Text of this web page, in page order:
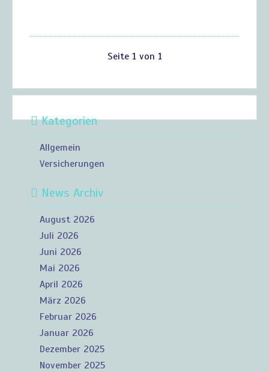
Seite 1 von 1
Kategorien
Allgemein
Versicherungen
News Archiv
August 2026
Juli 2026
Juni 2026
Mai 2026
April 2026
März 2026
Februar 2026
Januar 2026
Dezember 2025
November 2025